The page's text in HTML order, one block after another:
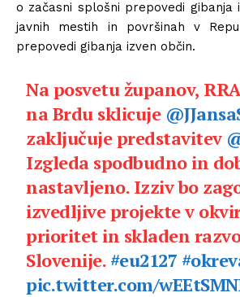
o začasni splošni prepovedi gibanja
javnih mestih in površinah v
prepovedi gibanja izven občin.
Na posvetu županov,
na Brdu sklicuje
zaključuje predstavitev
Izgleda spodbudno in
nastavljeno. Izziv bo
izvedljive projekte v
prioritet in skladen
Slovenije. #eu2127
pic.twitter.com/